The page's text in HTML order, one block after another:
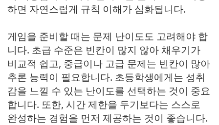
하면 자연스럽게 규칙 이해가 심화됩니다.
게임을 준비할 때는 문제 난이도도 고려해야 합
니다. 초급 수준은 빈칸이 많지 않아 채우기가
비교적 쉽고, 중급이나 고급 문제는 빈칸이 많아
추론 능력이 필요합니다. 초등학생에게는 성취
감을 느낄 수 있는 난이도를 선택하는 것이 중요
합니다. 또한, 시간 제한을 두기보다는 스스로
완성하는 경험을 먼저 제공하는 것이 좋습니다.